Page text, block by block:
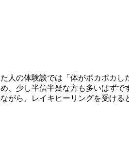
人の体験談では「体がポカポカ
、少し半信半疑な方も多いはずで
がら、レイキヒーリングを受け